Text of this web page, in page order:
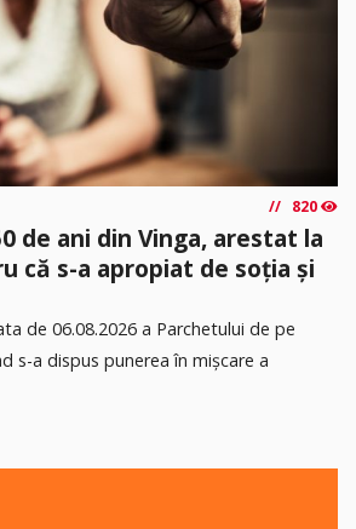
820
de ani din Vinga, arestat la
că s-a apropiat de soția și
de 06.08.2026 a Parchetului de pe
s-a dispus punerea în mişcare a